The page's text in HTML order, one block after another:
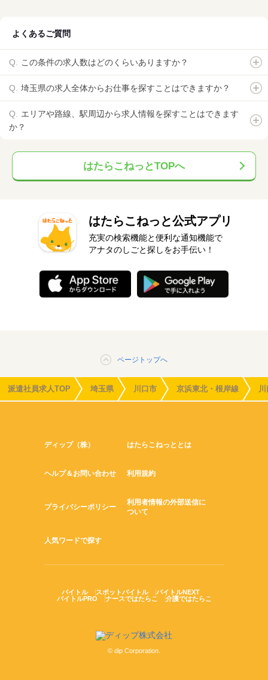
よくあるご質問
この条件の求人数はどのくらいありますか？
埼玉県の求人全体からお仕事を探すことはできますか？
エリアや路線、駅周辺から求人情報を探すことはできます
か？
はたらこねっとTOPへ
はたらこねっと公式アプリ
充実の検索機能と便利な通知機能で
アナタのしごと探しをお手伝い！
ページトップへ
派遣社員求人TOP 埼玉県 川口市 京浜東北・根岸線
ディップ（株） はたらこねっととは
ヘルプ＆お問い合わせ 利用規約
プライバシーポリシー
利用者情報の外部送信に
ついて
人気ワードで探す
バイトル スポットバイトル
バイトルNEXT
バイトルPRO
ナースではたらこ 介護ではたらこ
© dip Corporation.